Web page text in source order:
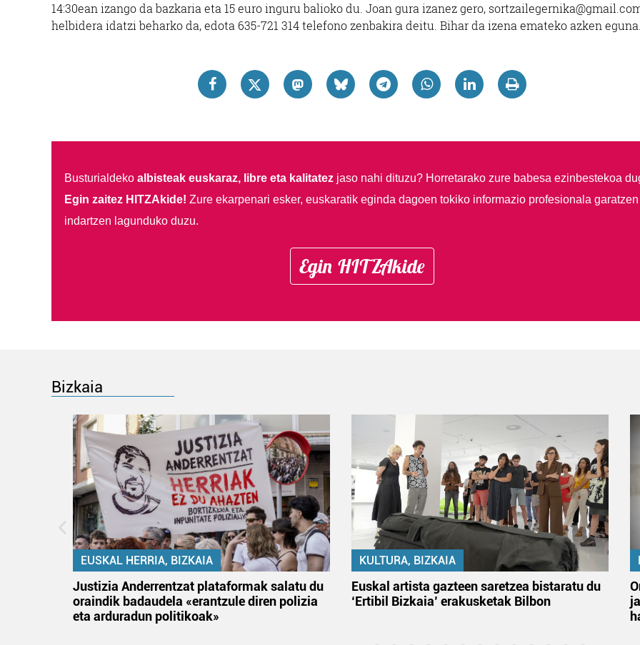
14:30ean izango da bazkaria eta 15 euro inguru balioko du. Joan gura izanez gero,
helbidera idatzi beharko da, edota 635-721 314 telefono zenbakira deitu. Bihar da izena emateko azken eguna.
Busturialdeko albisteak euskaraz, libre eta kalitatezjaso nahi dituzu? Horretarako zure babesa ezinbestekoa
Egin zaitez HITZAkide! Zure ekarpenari esker, euskaratik eginda dagoen tokiko informazio profesionala garatzen
indartzen lagunduko duzu.
Egin HITZAkide
Bizkaia
EUSKAL HERRIA, BIZKAIA
Justizia Anderrentzat plataformak salatu du
oraindik badaudela «erantzule diren polizia
eta arduradun politikoak»
KULTURA, BIZKAIA
Euskal artista gazteen saretzea bistaratu du
‘Ertibil Bizkaia’ erakusketak Bilbon